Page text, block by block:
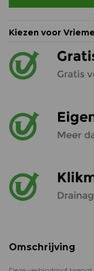
Kiezen voor
Omschrijving